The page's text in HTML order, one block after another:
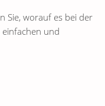
Sie, worauf es bei der
und